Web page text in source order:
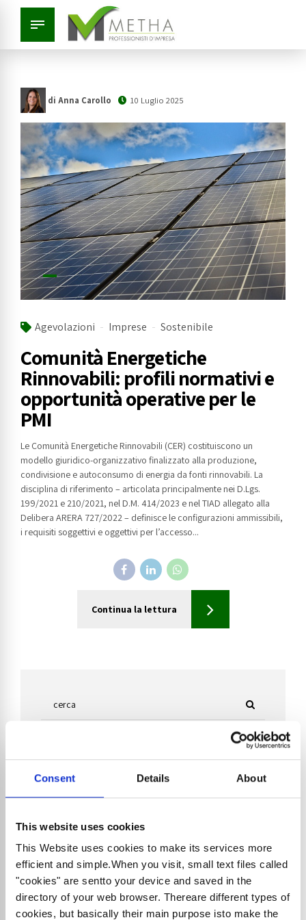
Consent Details About
This website uses cookies
This Website uses cookies to make its services more
efficient and simple.When you visit, small text files called
"cookies" are sentto your device and saved in the
directory of your web browser. Thereare different types of
cookies, but basically their main purpose isto make the
di Anna Carollo 10 Luglio 2025
Agevolazioni Imprese Sostenibile
Comunità Energetiche
Rinnovabili: profili normativi e
opportunità operative per le
PMI
Le Comunità Energetiche Rinnovabili (CER) costituiscono un
modello giuridico-organizzativo finalizzato alla produzione,
condivisione e autoconsumo di energia da fonti rinnovabili. La
disciplina di riferimento – articolata principalmente nei D.Lgs.
199/2021 e 210/2021, nel D.M. 414/2023 e nel TIAD allegato alla
Delibera ARERA 727/2022 – definisce le configurazioni ammissibili,
i requisiti soggettivi e oggettivi per l’accesso...
Continua la lettura
Articoli recenti
4 Agosto 2026
abituale: come regolarizzare
l’eccedenza del plafond IVA
23 Luglio 2026
Immobili in categoria catastale
“F”: il Notariato chiarisce il regime